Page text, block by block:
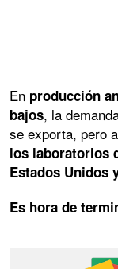
En producción
bajos, la
se exporta, pero
los laboratorios
Estados Unidos
Es hora de